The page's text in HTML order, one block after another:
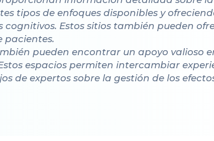
tipos de enfoques disponibles y
Estos sitios también pueden
pacientes.
pueden encontrar un apoyo valioso
espacios permiten intercambiar
de expertos sobre la gestión de los